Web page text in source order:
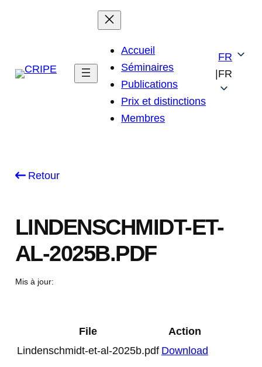
Accueil
Séminaires
Publications
Prix et distinctions
Membres
|
FR
FR
Retour
LINDENSCHMIDT-ET-
AL-2025B.PDF
Mis à jour:
File
Action
Lindenschmidt-et-al-2025b.pdf Download